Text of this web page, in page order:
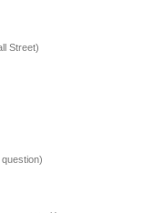
Street)